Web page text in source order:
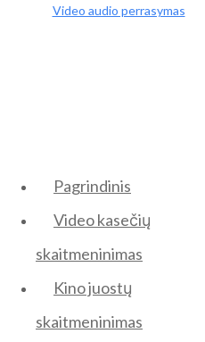
Pagrindinis
Video kasečių
skaitmeninimas
Kino juostų
skaitmeninimas